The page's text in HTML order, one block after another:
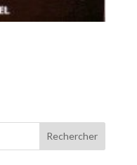
Rechercher